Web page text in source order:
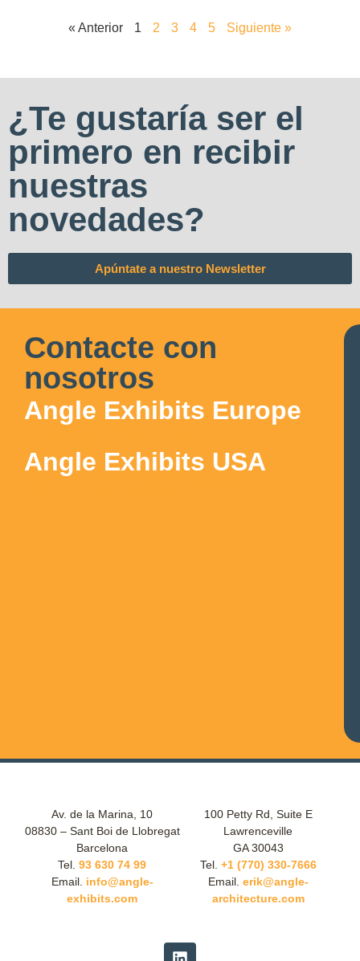
« Anterior 1 2 3 4 5 Siguiente »
¿Te gustaría ser el
primero en recibir
nuestras
novedades?
Apúntate a nuestro Newsletter
Contacte con
nosotros
Angle Exhibits Europe
Angle Exhibits USA
Av. de la Marina, 10
08830 – Sant Boi de Llobregat
Barcelona
Tel. 93 630 74 99
Email. info@angle-
exhibits.com
100 Petty Rd, Suite E
Lawrenceville
GA 30043
Tel. +1 (770) 330-7666
Email. erik@angle-
architecture.com